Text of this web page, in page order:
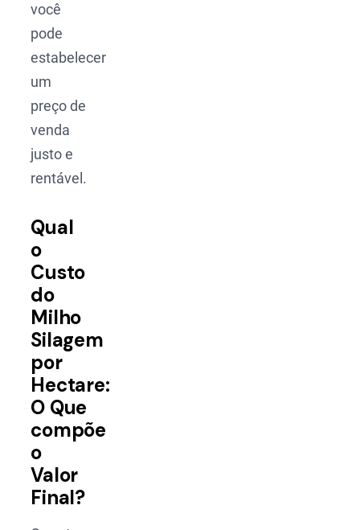
você
pode
estabelecer
um
preço de
venda
justo e
rentável.
Qual
o
Custo
do
Milho
Silagem
por
Hectare:
O Que
compõe
o
Valor
Final?